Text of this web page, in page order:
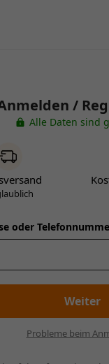
/
Alle Daten sind
oder
Weiter
Probleme beim